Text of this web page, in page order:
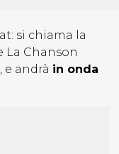
si chiama la
La Chanson
andrà in onda